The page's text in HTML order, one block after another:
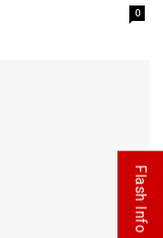
0
Flash Info